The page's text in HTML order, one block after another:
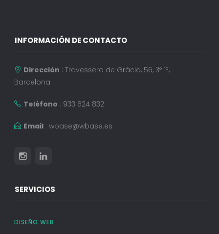
INFORMACIÓN DE CONTACTO
Dirección : Travessera de Gràcia, 56, 3º 1ª,
Barcelona
Teléfono : 933 624 832
Email: wbase@wbase.es
SERVICIOS
DISEÑO WEB